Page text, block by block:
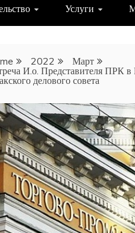
Услуги
2022
Март
И.о. Представителя ПРК
делового совета